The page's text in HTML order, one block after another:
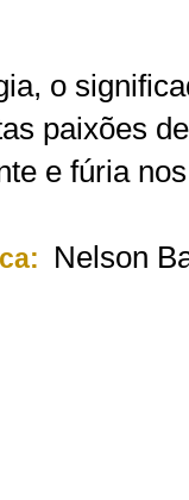
o
paixões
e fúria
Nelson